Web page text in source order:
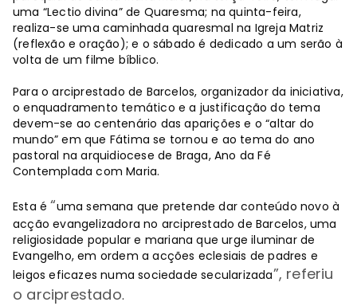
uma “Lectio divina” de Quaresma; na quinta-feira,
realiza-se uma caminhada quaresmal na Igreja Matriz
(reflexão e oração); e o sábado é dedicado a um serão à
volta de um filme bíblico.
Para o arciprestado de Barcelos, organizador da iniciativa,
o enquadramento temático e a justificação do tema
devem-se ao centenário das aparições e o “altar do
mundo” em que Fátima se tornou e ao tema do ano
pastoral na arquidiocese de Braga, Ano da Fé
Contemplada com Maria.
Esta é“uma semana que pretende dar conteúdo novo à
acção evangelizadora no arciprestado de Barcelos, uma
religiosidade popular e mariana que urge iluminar de
Evangelho, em ordem a acções eclesiais de padres e
leigos eficazes numa sociedade secularizada”, referiu
o arciprestado.